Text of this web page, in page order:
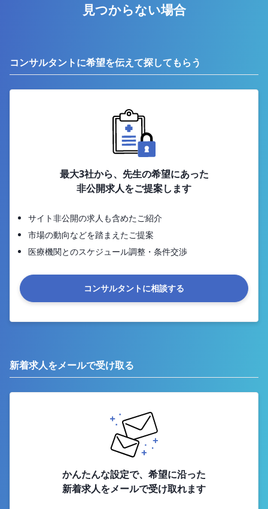
見つからない場合
コンサルタントに希望を伝えて探してもらう
最大3社から、先生の希望にあった
非公開求人をご提案します
サイト非公開の求人も含めたご紹介
市場の動向などを踏まえたご提案
医療機関とのスケジュール調整・条件交渉
コンサルタントに相談する
新着求人をメールで受け取る
かんたんな設定で、希望に沿った
新着求人をメールで受け取れます